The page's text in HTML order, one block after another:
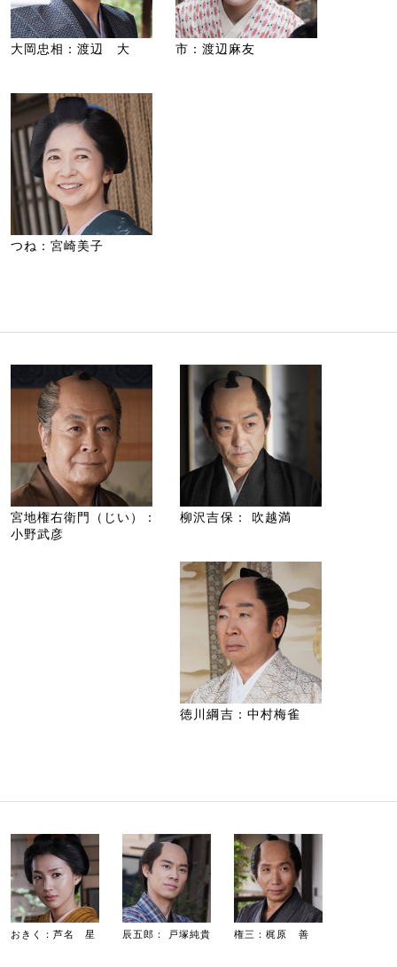
大岡忠相：渡辺 大 市：渡辺麻友
つね：宮崎美子
宮地権右衛門（じい）：
小野武彦
柳沢吉保： 吹越満
徳川綱吉：中村梅雀
おきく：芦名 星 辰五郎： 戸塚純貴 権三：梶原 善